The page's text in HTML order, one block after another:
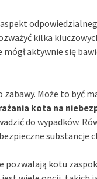
kilka
aktywnie się
Może to być
kota na
do wypadków.
substancje
pozwalają kotu